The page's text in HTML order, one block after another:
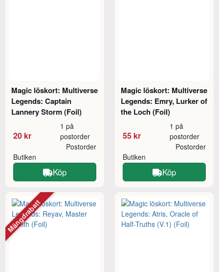
Magic löskort: Multiverse
Legends: Captain
Lannery Storm (Foil)
20 kr
1 på
postorder
Butiken
Postorder
Köp
Magic löskort: Multiverse
Legends: Emry, Lurker of
the Loch (Foil)
55 kr
1 på
postorder
Butiken
Postorder
Köp
Mängdrabatt